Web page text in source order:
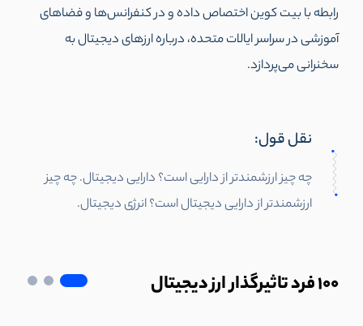
رابطه با بیت کوین اختصاص داده و در کنفرانس‌ها و فضاهای
آموزشی در سراسر ایالات متحده، درباره ارزهای دیجیتال به
سخنرانی می‌پردازد.
نقل قول:
چه چیز ارزشمندتر از دارایی است؟ دارایی دیجیتال. چه چیز
ارزشمندتر از دارایی دیجیتال است؟ انرژی دیجیتال.
100فرد تاثیرگذار ارز دیجیتال